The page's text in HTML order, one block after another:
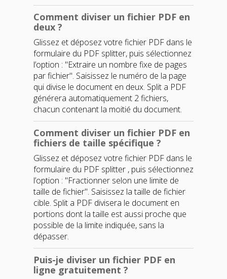
Comment diviser un fichier PDF en
deux ?
Glissez et déposez votre fichier PDF dans le
formulaire du PDF splitter, puis sélectionnez
l’option : "Extraire un nombre fixe de pages
par fichier". Saisissez le numéro de la page
qui divise le document en deux. Split a PDF
générera automatiquement 2 fichiers,
chacun contenant la moitié du document.
Comment diviser un fichier PDF en
fichiers de taille spécifique ?
Glissez et déposez votre fichier PDF dans le
formulaire du PDF splitter , puis sélectionnez
l’option : "Fractionner selon une limite de
taille de fichier". Saisissez la taille de fichier
cible. Split a PDF divisera le document en
portions dont la taille est aussi proche que
possible de la limite indiquée, sans la
dépasser.
Puis-je diviser un fichier PDF en
ligne gratuitement ?